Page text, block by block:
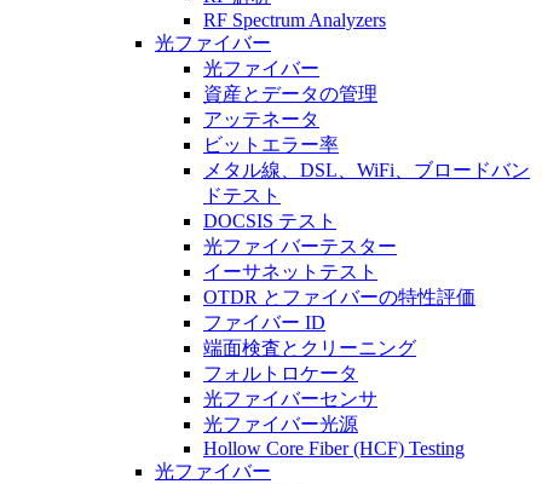
RF Spectrum Analyzers
光ファイバー
光ファイバー
資産とデータの管理
アッテネータ
ビットエラー率
メタル線、DSL、WiFi、ブロードバン
ドテスト
DOCSIS テスト
光ファイバーテスター
イーサネットテスト
OTDR とファイバーの特性評価
ファイバー ID
端面検査とクリーニング
フォルトロケータ
光ファイバーセンサ
光ファイバー光源
Hollow Core Fiber (HCF) Testing
光ファイバー